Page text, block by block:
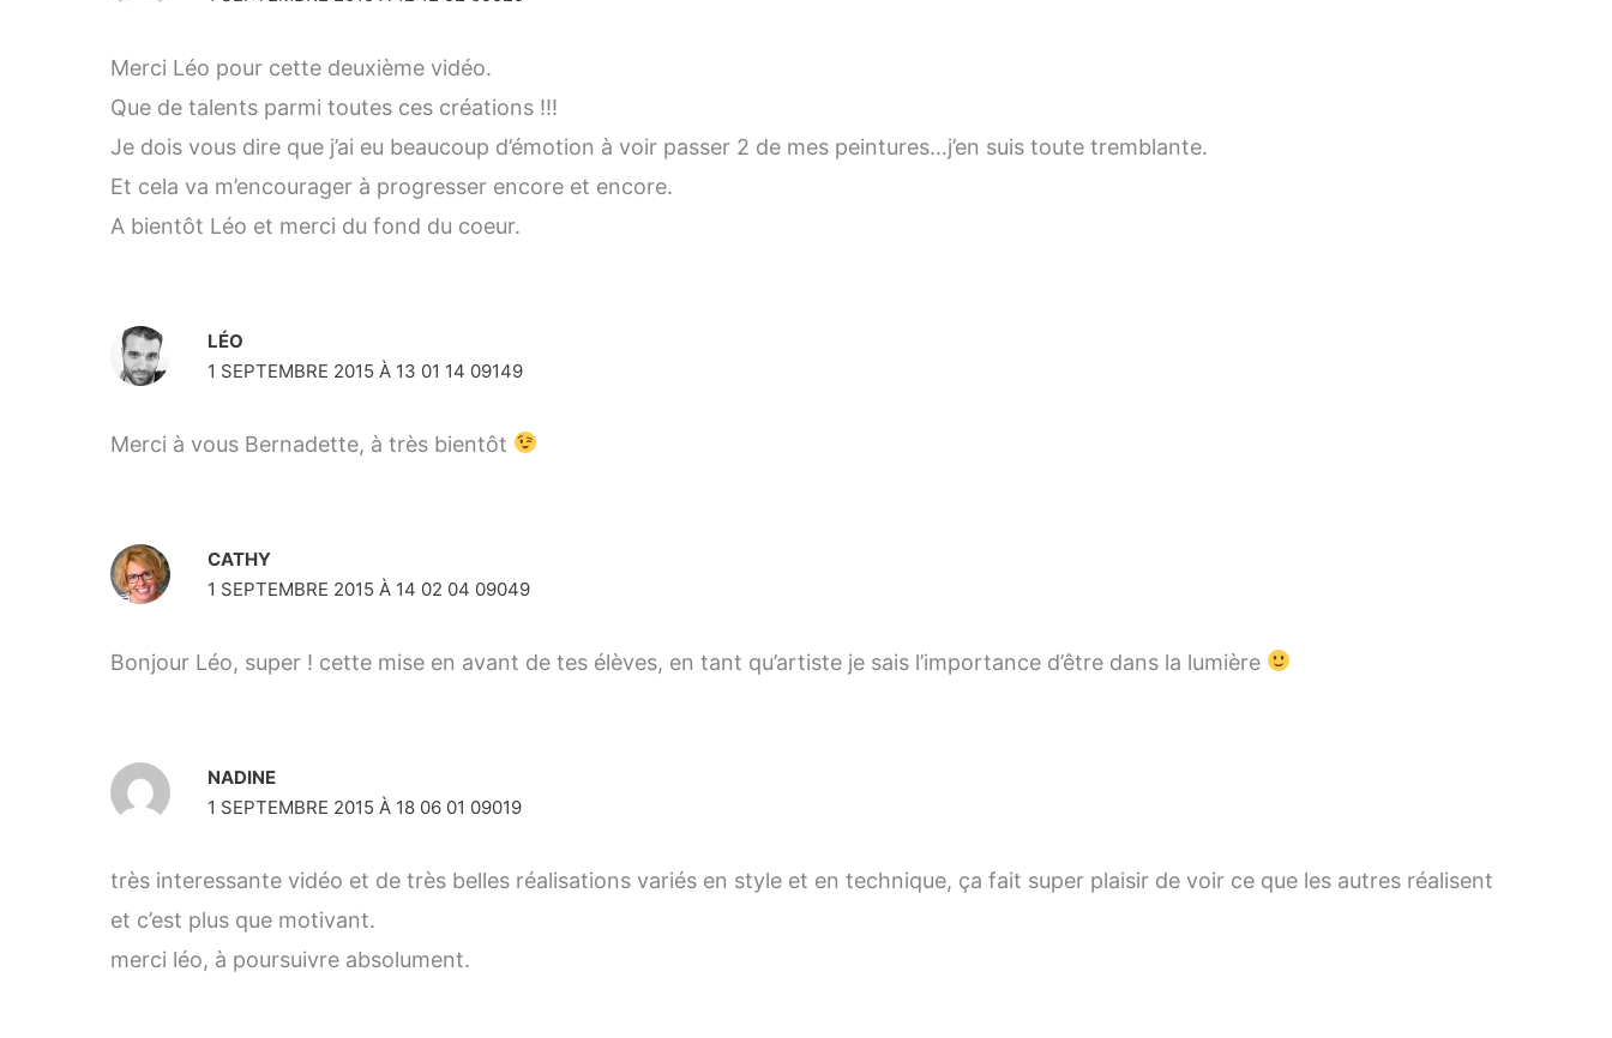
Merci Léo pour cette deuxième vidéo.
Que de talents parmi toutes ces créations !!!
Je dois vous dire que j’ai eu beaucoup d’émotion à voir passer 2 de mes peintures…j’en suis toute tremblante.
Et cela va m’encourager à progresser encore et encore.
A bientôt Léo et merci du fond du coeur.
LÉO
1 SEPTEMBRE 2015 À 13 01 14 09149
Merci à vous Bernadette, à très bientôt
CATHY
1 SEPTEMBRE 2015 À 14 02 04 09049
Bonjour Léo, super ! cette mise en avant de tes élèves, en tant qu’artiste je sais l’importance d’être dans la lumière
NADINE
1 SEPTEMBRE 2015 À 18 06 01 09019
très interessante vidéo et de très belles réalisations variés en style et en technique, ça fait super plaisir de voir ce que les autres réalisent
et c’est plus que motivant.
merci léo, à poursuivre absolument.